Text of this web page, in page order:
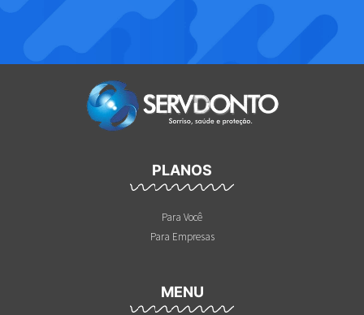
PLANOS
Para Você
Para Empresas
MENU